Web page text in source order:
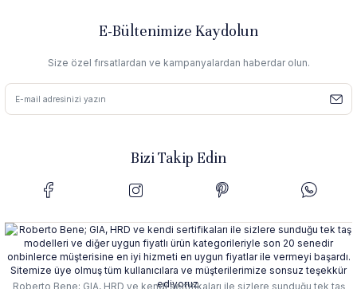
E-Bültenimize Kaydolun
Size özel fırsatlardan ve kampanyalardan haberdar olun.
Bizi Takip Edin
Roberto Bene; GIA, HRD ve kendi sertifikaları ile sizlere sunduğu tek taş